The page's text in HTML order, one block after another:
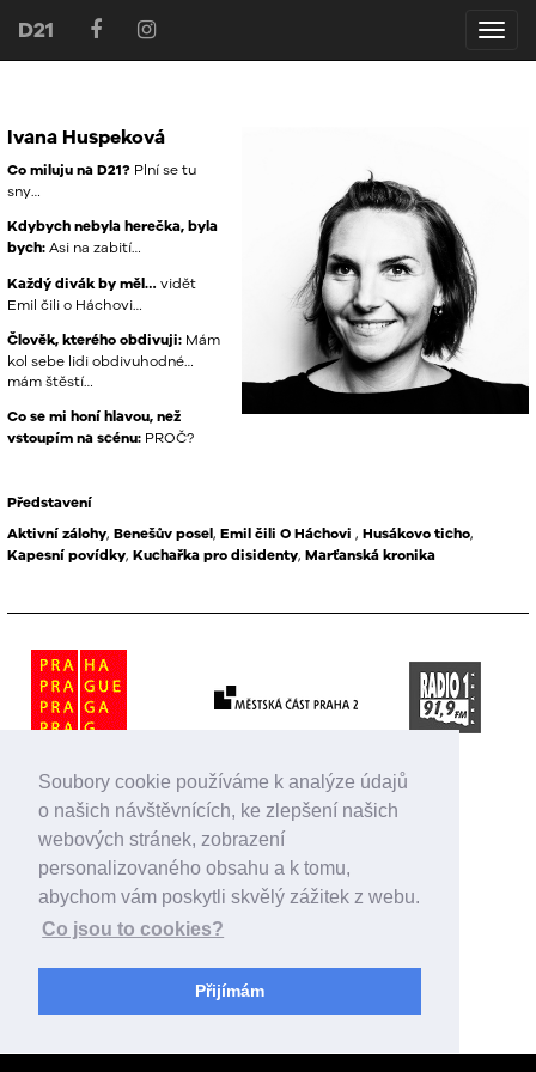
Soubory cookie používáme k analýze údajů
o našich návštěvnících, ke zlepšení našich
webových stránek, zobrazení
personalizovaného obsahu a k tomu,
abychom vám poskytli skvělý zážitek z webu.
Co jsou to cookies?
Přijímám
D21
D21
Ivana Huspeková
Co miluju na D21? Plní se tu
sny…
Kdybych nebyla herečka, byla
bych: Asi na zabití…
Každý divák by měl… vidět
Emil čili o Háchovi…
Člověk, kterého obdivuji: Mám
kol sebe lidi obdivuhodné…
mám štěstí…
Co se mi honí hlavou, než
vstoupím na scénu: PROČ?
Představení
Aktivní zálohy, Benešův posel , Emil čili O Háchovi , Husákovo ticho,
Kapesní povídky, Kuchařka pro disidenty, Marťanská kronika